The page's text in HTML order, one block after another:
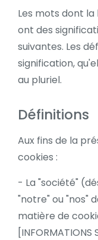
Les mots dont
ont des
suivantes. Les
signification,
au pluriel.
Définitions
Aux fins de la
cookies :
- La "société"
"notre" ou "nos"
matière de
[INFORMATIONS